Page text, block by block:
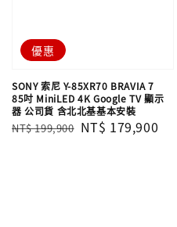
優惠
SONY 索尼 Y-85XR70 BRAVIA 7
85吋 MiniLED 4K Google TV 顯示
器 公司貨 含北北基基本安裝
Regular
NT$ 199,900 Sale
NT$ 179,900